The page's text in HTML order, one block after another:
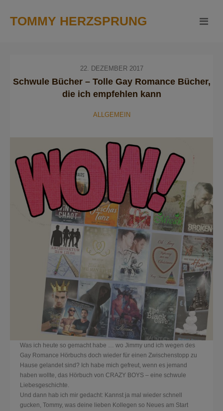
TOMMY HERZSPRUNG
22. DEZEMBER 2017
Schwule Bücher – Tolle Gay Romance Bücher,
die ich empfehlen kann
ALLGEMEIN
Was ich heute so gemacht habe … wo Jimmy und ich wegen des
Gay Romance Hörbuchs doch wieder für einen Zwischenstopp zu
Hause gelandet sind? Ich habe mich gefreut, wenn es jemand
haben wollte, das Hörbuch von CRAZY BOYS – eine schwule
Liebesgeschichte.
Und dann hab ich mir gedacht: Kannst ja mal wieder schnell
gucken, Tommy, was deine lieben Kollegen so Neues am Start